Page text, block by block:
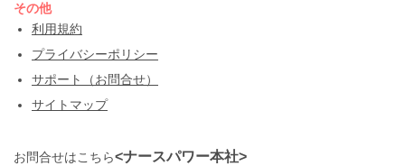
その他
利用規約
プライバシーポリシー
サポート（お問合せ）
サイトマップ
お問合せはこちら<ナースパワー本社>